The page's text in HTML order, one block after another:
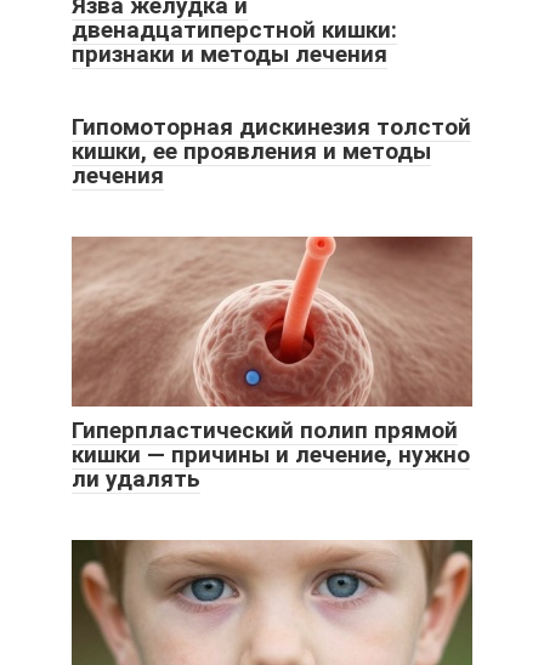
Язва желудка и
двенадцатиперстной кишки:
признаки и методы лечения
Гипомоторная дискинезия толстой
кишки, ее проявления и методы
лечения
Гиперпластический полип прямой
кишки — причины и лечение, нужно
ли удалять